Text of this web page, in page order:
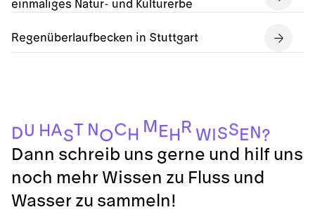
einmaliges Natur- und Kulturerbe
Regenüberlaufbecken in Stuttgart
DU H AST N OCH M E H R WISS E N ?
Dann schreib uns gerne und hilf uns
noch mehr Wissen zu Fluss und
Wasser zu sammeln!